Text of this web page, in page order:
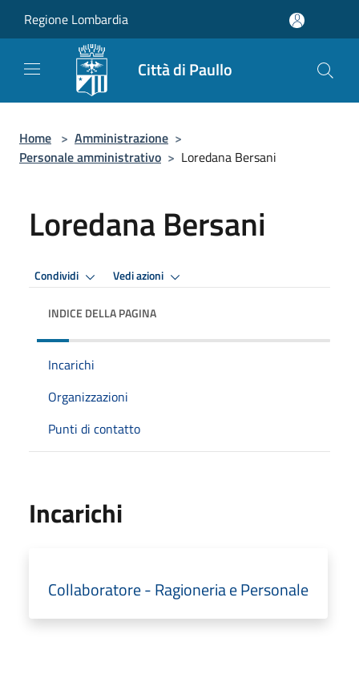
Regione Lombardia
Città di Paullo
Home > Amministrazione >
Personale amministrativo > Loredana Bersani
Loredana Bersani
Condividi Vedi azioni
INDICE DELLA PAGINA
Incarichi
Organizzazioni
Punti di contatto
Incarichi
Collaboratore - Ragioneria e Personale